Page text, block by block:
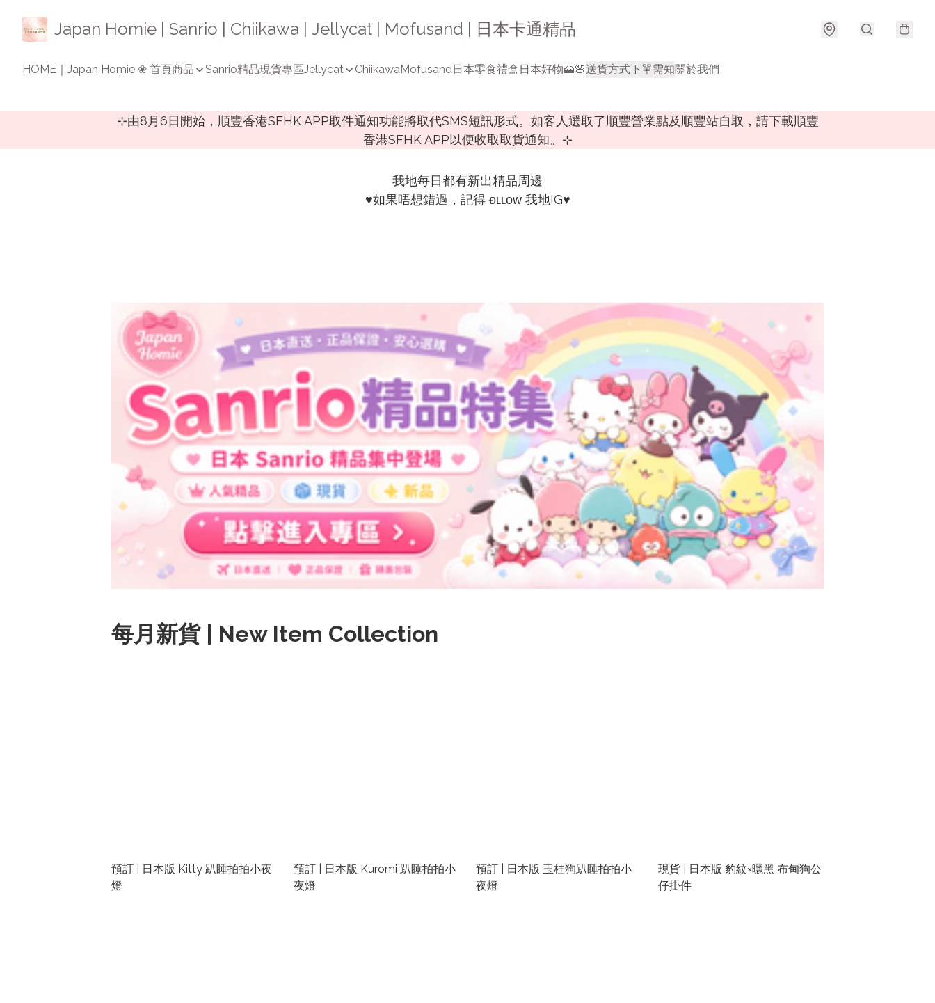
Japan Homie | Sanrio | Chiikawa | Jellycat | Mofusand | 日本卡通精品
HOME｜Japan Homie ❀ 首頁商品 Sanrio精品現貨專區Jellycat ChiikawaMofusand日本零食禮盒日本好物🗻🌸送貨方式下單需知關於我們
⊹由8月6日開始，順豐香港SFHK APP取件通知功能將取代SMS短訊形式。如客人選取了順豐營業點及順豐站自取，請下載順豐
香港SFHK APP以便收取取貨通知。⊹
我地每日都有新出精品周邊
♥️如果唔想錯過，記得 ғᴏʟʟᴏᴡ 我地IG♥️
每月新貨 | New Item Collection
預訂 | 日本版 Kitty 趴睡拍拍小夜
燈
預訂 | 日本版 Kuromi 趴睡拍拍小
夜燈
預訂 | 日本版 玉桂狗趴睡拍拍小
夜燈
現貨 | 日本版 豹紋×曬黑 布甸狗公
仔掛件